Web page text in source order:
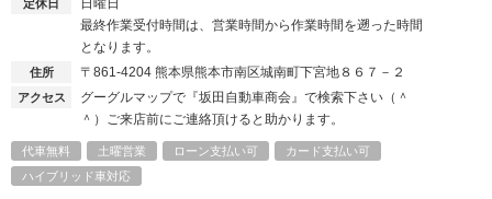
定休日
日曜日
最終作業受付時間は、営業時間から作業時間を遡った時間
となります。
住所 〒861-4204 熊本県熊本市南区城南町下宮地８６７－２
アクセス
グーグルマップで『坂田自動車商会』で検索下さい（＾
＾）ご来店前にご連絡頂けると助かります。
代車無料 土曜営業 ローン支払い可
カード支払い可
ハイブリッド車対応